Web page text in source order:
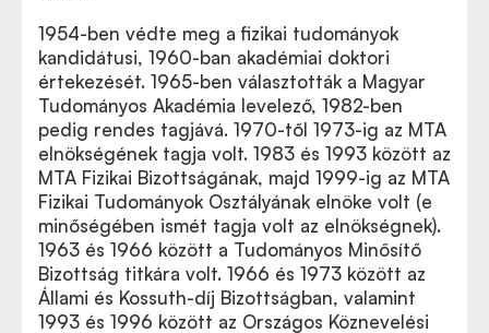
1954-ben védte meg a fizikai tudományok
kandidátusi, 1960-ban akadémiai doktori
értekezését. 1965-ben választották a Magyar
Tudományos Akadémia levelező, 1982-ben
pedig rendes tagjává. 1970-től 1973-ig az MTA
elnökségének tagja volt. 1983 és 1993 között az
MTA Fizikai Bizottságának, majd 1999-ig az MTA
Fizikai Tudományok Osztályának elnöke volt (e
minőségében ismét tagja volt az elnökségnek).
1963 és 1966 között a Tudományos Minősítő
Bizottság titkára volt. 1966 és 1973 között az
Állami és Kossuth-díj Bizottságban, valamint
1993 és 1996 között az Országos Köznevelési